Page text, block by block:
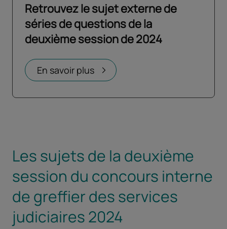
Retrouvez le sujet externe de
séries de questions de la
deuxième session de 2024
En savoir plus
Ouvrir dans un nouvel onglet
Les sujets de la deuxième
session du concours interne
de greffier des services
judiciaires 2024